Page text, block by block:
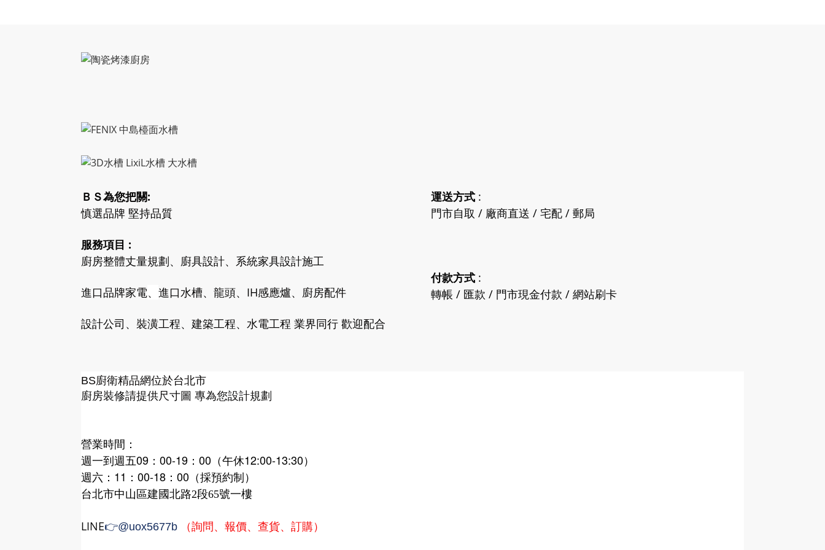
ＢＳ為您把關:
慎選品牌 堅持品質
服務項目 :
廚房整體丈量規劃、廚具設計、系統家具設計施工
進口品牌家電、 進口水槽、龍頭、IH感應爐、廚房配件
設計公司、裝潢工程、建築工程、水電工程 業界同行 歡迎配合
運送方式 :
門市自取 / 廠商直送 / 宅配 / 郵局
付款方式 :
轉帳 / 匯款 / 門市現金付款 / 網站刷卡
BS廚衛精品網位於台北市
廚房裝修請提供尺寸圖 專為您設計規劃
營業時間：
週一到週五09：00-19：00（午休12:00-13:30）
週六：11：00-18：00（採預約制）
台北市中山區建國北路2段65號一樓
LINE👉@uox5677b （詢問、報價、查貨、訂購）